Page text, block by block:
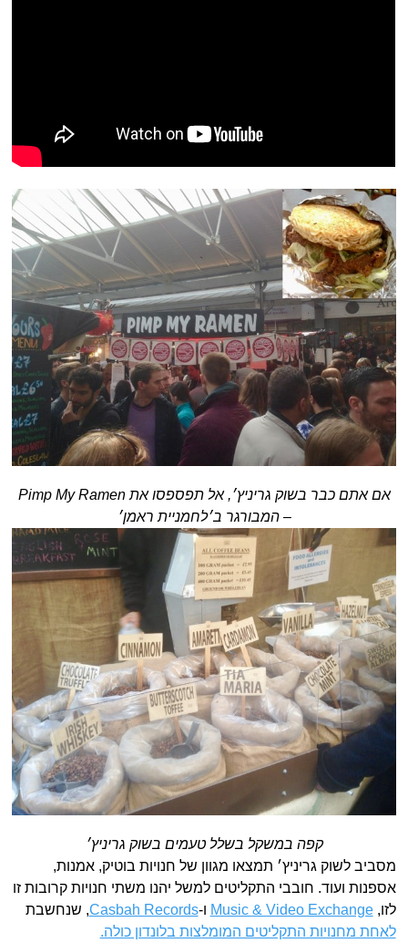
אם אתם כבר בשוק גריניץ׳, אל תפספסו את Pimp My Ramen
– המבורגר ב׳לחמניית ראמן׳
קפה במשקל בשלל טעמים בשוק גריניץ׳
מסביב לשוק גריניץ׳ תמצאו מגוון של חנויות בוטיק, אמנות,
אספנות ועוד. חובבי התקליטים למשל יהנו משתי חנויות קרובות זו
לזו,Music & Video Exchange ו-Casbah Records, שנחשבת
לאחת מחנויות התקליטים המומלצות בלונדון כולה.